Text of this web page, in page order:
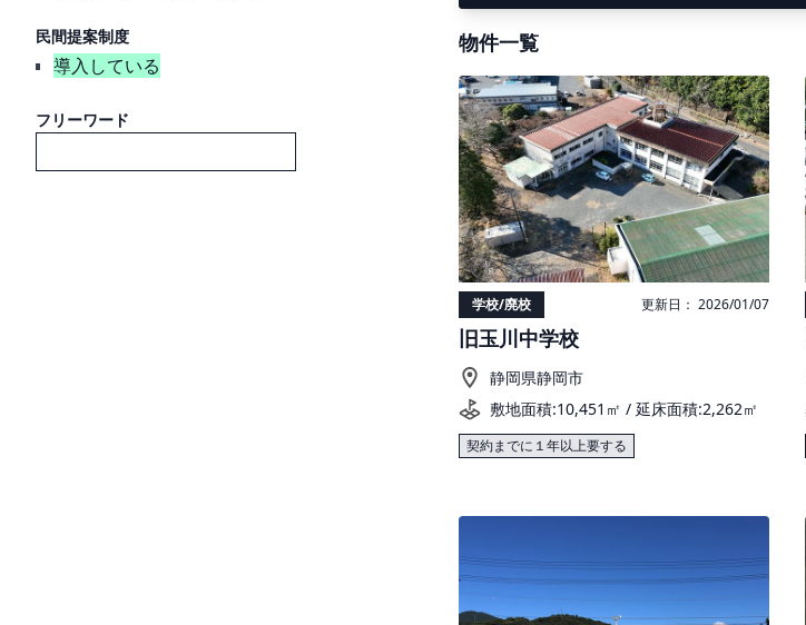
民間提案制度
導入している
フリーワード
物件一覧
学校/廃校 更新日： 2026/01/07
旧玉川中学校
静岡県静岡市
敷地面積:10,451㎡ / 延床面積:2,262㎡
契約までに１年以上要する